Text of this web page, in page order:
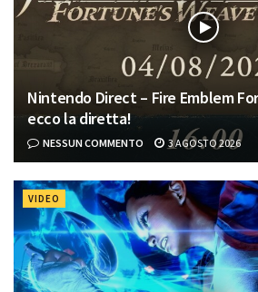
Nintendo Direct – Fire Emblem
ecco la diretta!
NESSUN COMMENTO 3 AGOSTO 2026
VIDEO